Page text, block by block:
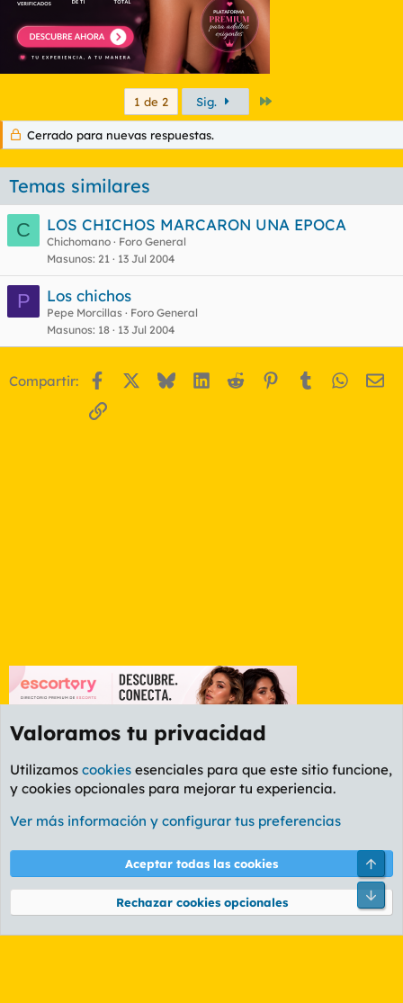
1 de 2 Sig.
Cerrado para nuevas respuestas.
Temas similares
C
LOS CHICHOS MARCARON UNA EPOCA
Chichomano
Foro General
Masunos 21 13 Jul 2004
P Los chichos
Pepe Morcillas
Foro General
Masunos 18 13 Jul 2004
Compartir: Facebook BlueskyLinkedIn
Reddit Pinterest
Tumblr
Enlace
Foro Música
Cookies
PL OLDSTYLE AMARILLO
Términos y reglas Política de privacidad Ayuda
Community platform by XenForo® © 2010-2026 XenForo Ltd.
Valoramos tu privacidad
Utilizamos cookies esenciales para que este sitio funcione,
y cookies opcionales para mejorar tu experiencia.
Ver más información y configurar tus preferencias
Aceptar todas las cookies
Rechazar cookies opcionales
Pie